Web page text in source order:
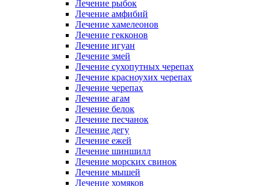
Лечение рыбок
Лечение амфибий
Лечение хамелеонов
Лечение гекконов
Лечение игуан
Лечение змей
Лечение сухопутных черепах
Лечение красноухих черепах
Лечение черепах
Лечение агам
Лечение белок
Лечение песчанок
Лечение дегу
Лечение ежей
Лечение шиншилл
Лечение морских свинок
Лечение мышей
Лечение хомяков